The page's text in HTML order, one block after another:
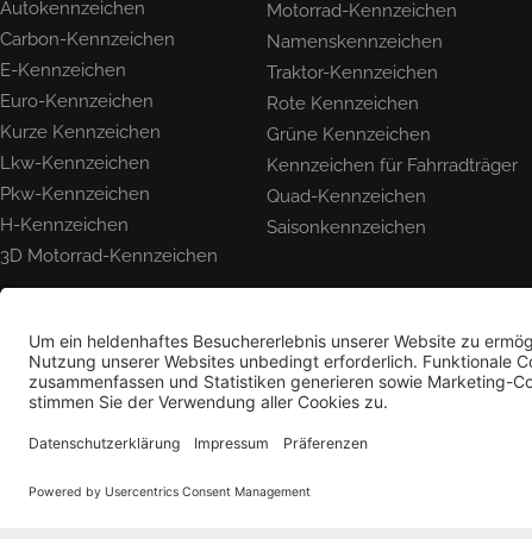
Autokennzeichen
Carbon-Kennzeichen
E-Kennzeichen
Euro-Kennzeichen
Kurze Kennzeichen
Lkw-Kennzeichen
Pkw-Kennzeichen
H-Kennzeichen
3D Motorrad-Kennzeichen
Motorrad-Kennzeichen
Namenskennzeichen
Traktor-Kennzeichen
Rote Kennzeichen
Grüne Kennzeichen
Kennzeichen für Fahrradträger
Quad-Kennzeichen
Saisonkennzeichen